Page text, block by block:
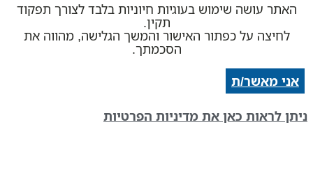
עושה שימוש בעוגיות חיוניות בלבד לצורך תפקוד
תקין.
לחיצה על כפתור האישור והמשך הגלישה, מהווה את
הסכמתך.
מאשר/ת
לראות כאן את מדיניות הפרטיות